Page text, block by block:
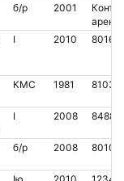
б/р 2001
I 2010
КМС 1981
I 2008
б/р 2008